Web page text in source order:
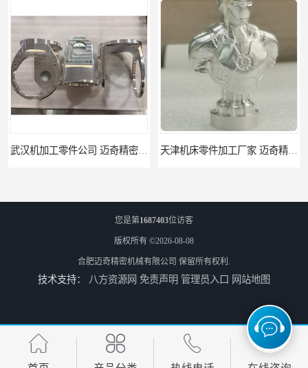
武汉机加工零件公司 迈奇精密机械 批量订单可免费打样 天津机床零件加工厂家 迈奇精密机械 一站式服务
北京零配件机加工 迈奇精密机械 经验丰富 济南四轴零件加工服务 迈奇精密机械 批量订单可免费打样
您是第1687403位访客
版权所有 ©2026-08-08
合肥迈奇精密机械有限公司 保留所有权利.
技术支持： 八方资源网 免责声明 管理员入口 网站地图